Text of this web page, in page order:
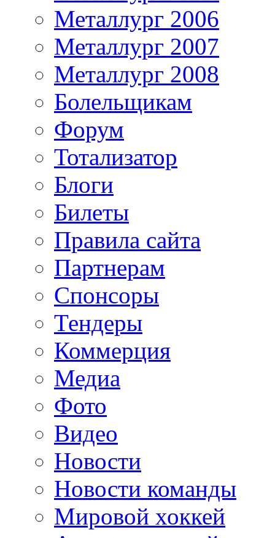
Металлург 2006
Металлург 2007
Металлург 2008
Болельщикам
Форум
Тотализатор
Блоги
Билеты
Правила сайта
Партнерам
Спонсоры
Тендеры
Коммерция
Медиа
Фото
Видео
Новости
Новости команды
Мировой хоккей